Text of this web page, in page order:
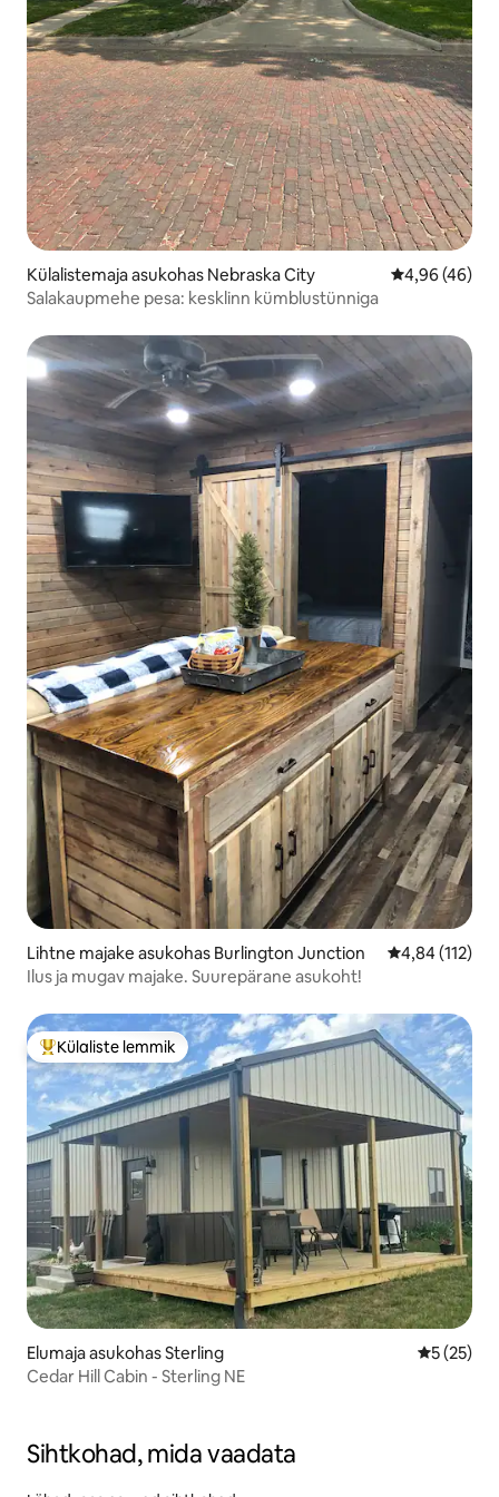
Külalistemaja asukohas Nebraska City Keskmine
4,96 (46)
Salakaupmehe pesa: kesklinn kümblustünniga
Lihtne majake asukohas Burlington Junction Keskmine
4,84 (112)
Ilus ja mugav majake. Suurepärane asukoht!
Külaliste suur lemmik
Külaliste lemmik
Elumaja asukohas Sterling Keskmine
5 (25)
Cedar Hill Cabin - Sterling NE
Sihtkohad, mida vaadata